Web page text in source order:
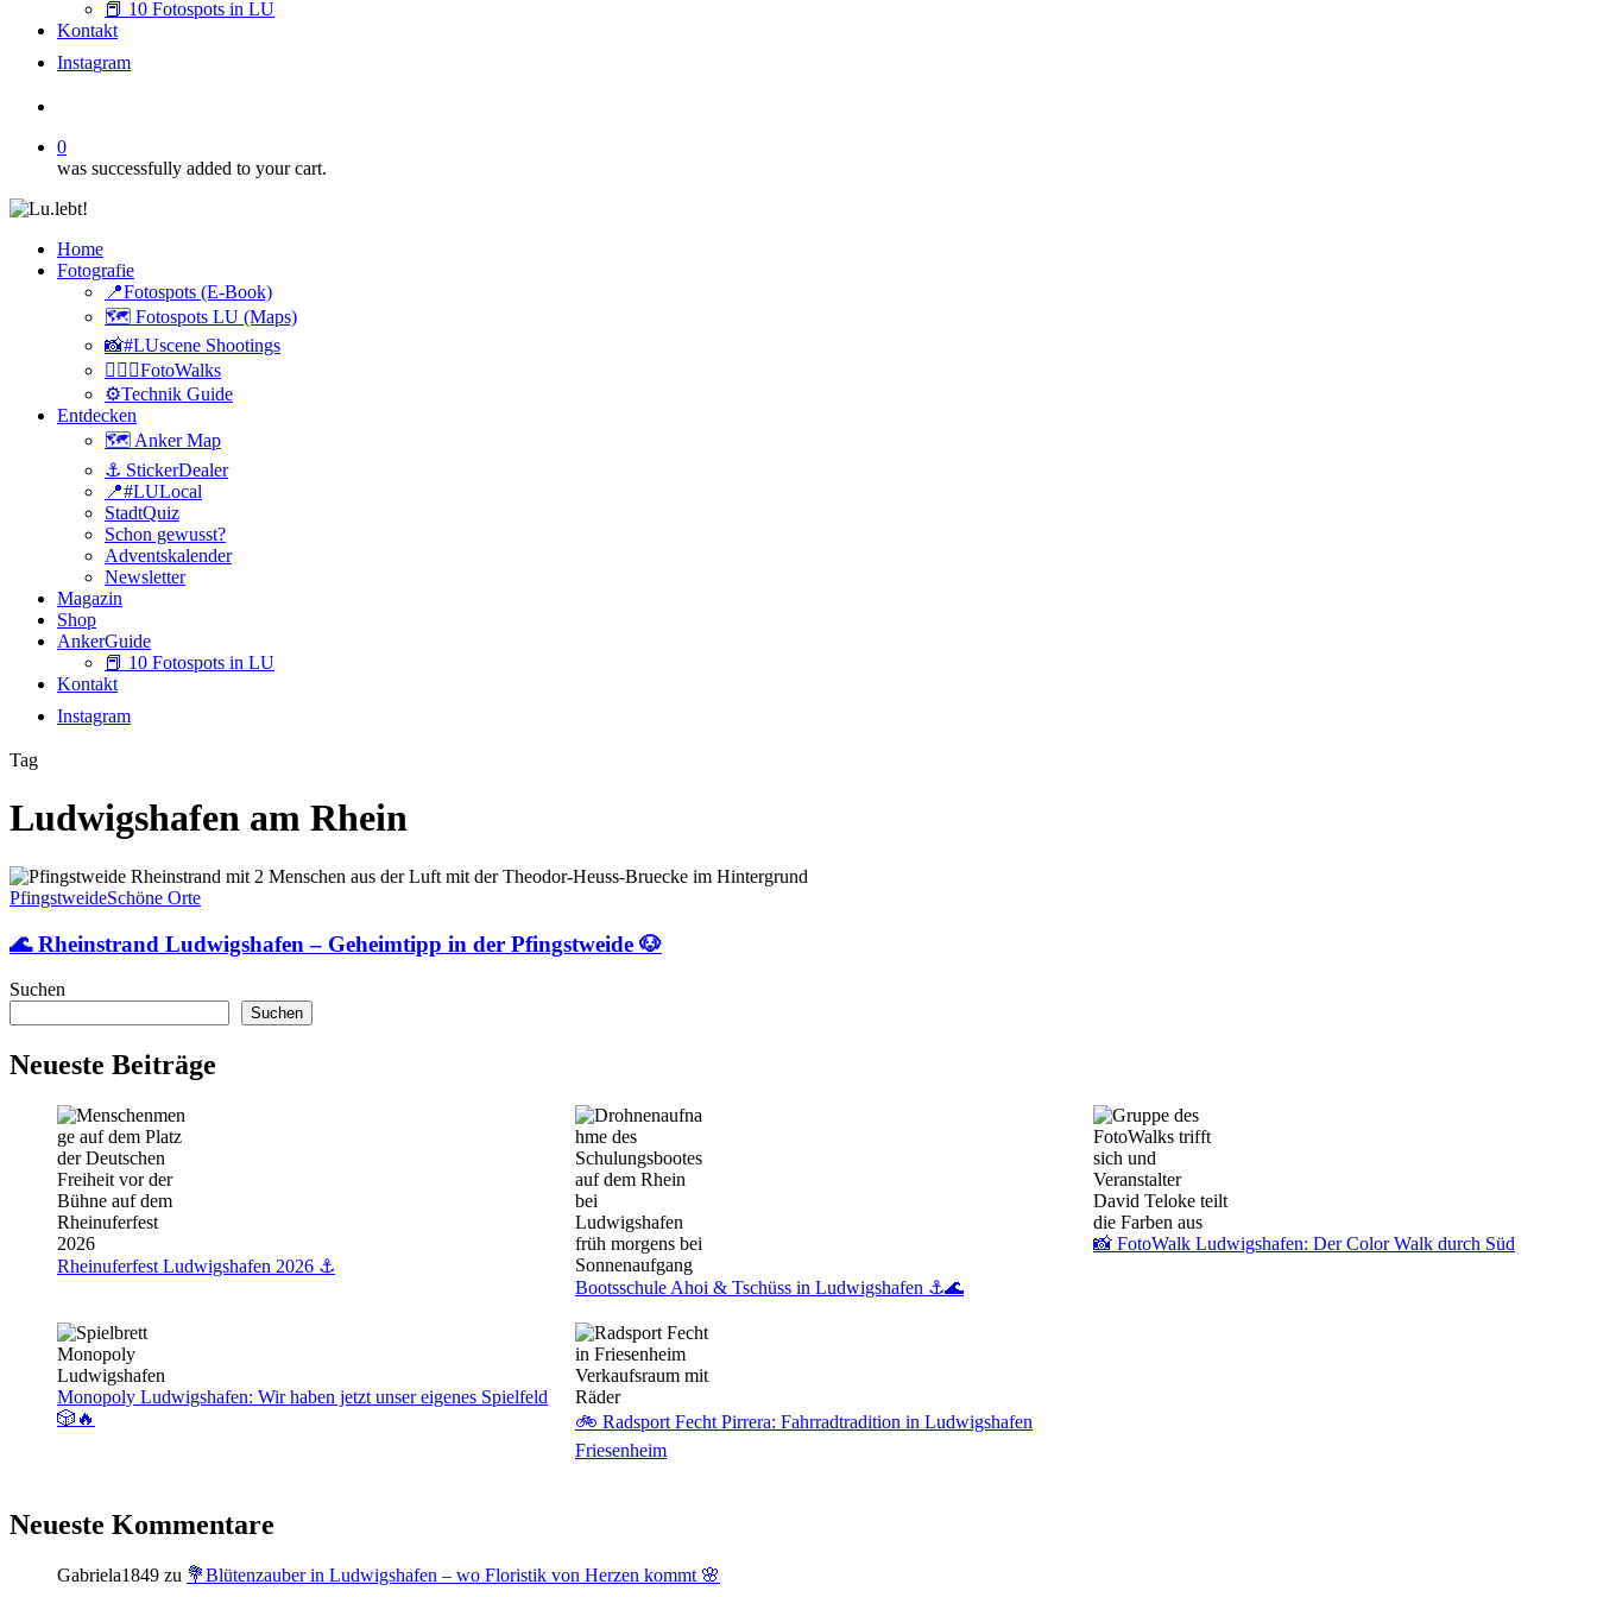
📕 10 Fotospots in LU
Kontakt
Instagram
0
was successfully added to your cart.
Home
Fotografie
📍Fotospots (E-Book)
🗺️ Fotospots LU (Maps)
📸#LUscene Shootings
🚶🏻‍♂️FotoWalks
⚙️Technik Guide
Entdecken
🗺️ Anker Map
⚓️ StickerDealer
📍#LULocal
StadtQuiz
Schon gewusst?
Adventskalender
Newsletter
Magazin
Shop
AnkerGuide
📕 10 Fotospots in LU
Kontakt
Instagram
Tag
Ludwigshafen am Rhein
🌊
Rheinstrand
–
Geheimtipp
in
der
Pfingstweide
PfingstweideSchöne Orte
🌊 Rheinstrand Ludwigshafen – Geheimtipp in der Pfingstweide 🐶
Suchen
Suchen
Neueste Beiträge
Rheinuferfest Ludwigshafen 2026 ⚓️
Bootsschule Ahoi & Tschüss in Ludwigshafen ⚓🌊
📸 FotoWalk Ludwigshafen: Der Color Walk durch Süd
Monopoly Ludwigshafen: Wir haben jetzt unser eigenes Spielfeld
🎲🔥
🚲 Radsport Fecht Pirrera: Fahrradtradition in Ludwigshafen
Friesenheim
Neueste Kommentare
Gabriela1849 zu 💐Blütenzauber in Ludwigshafen – wo Floristik von Herzen kommt 🌸